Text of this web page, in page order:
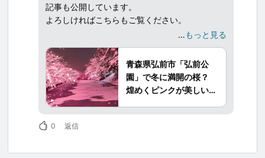
記事も公開しています。
よろしければこちらもご覧ください。
青森県弘前市の弘前公園（弘前城跡）では、季
節外れの冬に咲く桜が人気。
降り積もった雪がまるで満開に咲き誇った桜の
様に見えることから始まった『冬に咲くさくら
ライトアップ』。
ライトアップした景観は、まるで満開の桜が咲
…もっと見る
青森県弘前市「弘前公
園」で冬に満開の桜？
煌めくピンクが美しい
アップ」を動画で。季節
0 返信